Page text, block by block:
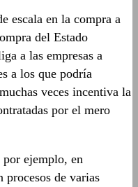
escala en la compra a
del Estado
a las empresas a
a los que podría
veces incentiva la
por el mero
por ejemplo, en
procesos de varias